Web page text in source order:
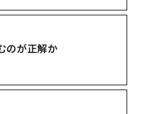
のが正解か